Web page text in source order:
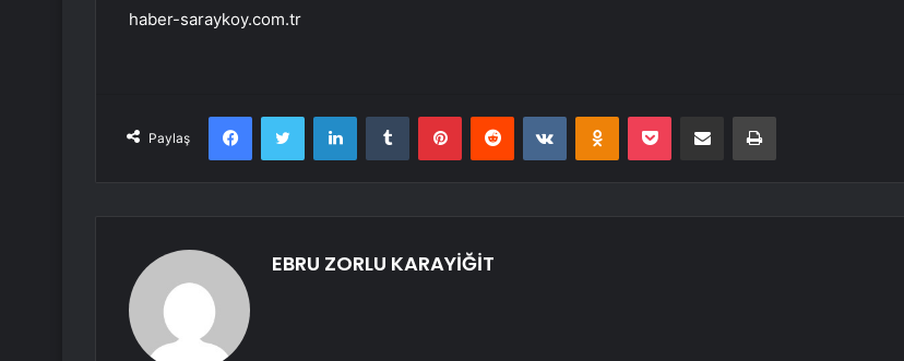
haber-saraykoy.com.tr
Paylaş
FacebookTwitter LinkedInTumblr PinterestReddit VKontakteOdnoklassniki
Pocket E-Posta ile paylaş Yazdır
EBRU ZORLU KARAYİĞİT